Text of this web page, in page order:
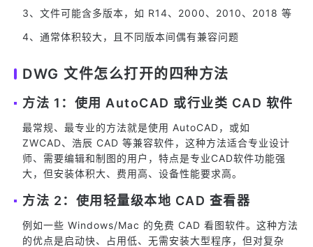
3、文件可能含多版本，如 R14、2000、2010、2018 等
4、通常体积较大，且不同版本间偶有兼容问题
DWG 文件怎么打开的四种方法
方法 1：使用 AutoCAD 或行业类 CAD 软件
最常规、最专业的方法就是使用 AutoCAD，或如
ZWCAD、浩辰 CAD 等兼容软件，这种方法适合专业设计
师、需要编辑和制图的用户，特点是专业CAD软件功能强
大，但安装体积大、费用高、设备性能要求高。
方法 2：使用轻量级本地 CAD 查看器
例如一些 Windows/Mac 的免费 CAD 看图软件。这种方法
的优点是启动快、占用低、无需安装大型程序，但对复杂